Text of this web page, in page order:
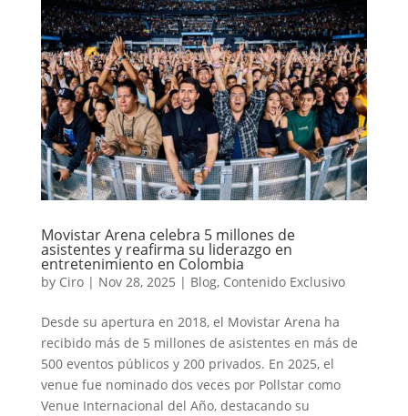
Movistar Arena celebra 5 millones de
asistentes y reafirma su liderazgo en
entretenimiento en Colombia
by Ciro| Nov 28, 2025 | Blog, Contenido Exclusivo
Desde su apertura en 2018, el Movistar Arena ha
recibido más de 5 millones de asistentes en más de
500 eventos públicos y 200 privados. En 2025, el
venue fue nominado dos veces por Pollstar como
Venue Internacional del Año, destacando su